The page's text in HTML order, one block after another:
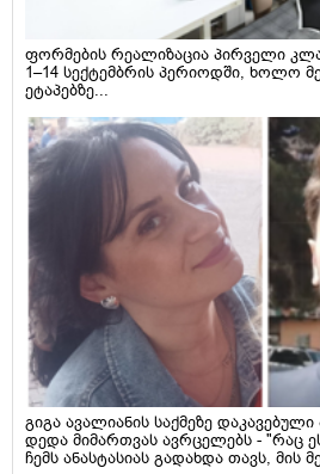
ფორმების რეალიზაცია პირველი
1–14 სექტემბრის პერიოდში, ხოლო
ეტაპებზე...
გიგა ავალიანის საქმეზე
დედა მიმართვას ავრცელებს - "რაც
ჩემს ანასტასიას გადახდა თავს, მის